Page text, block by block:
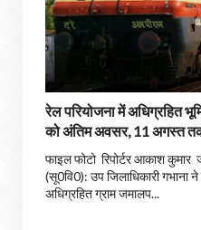
रेल परियोजना में अधिग्रहित
को अंतिम अवसर, 11 अगस्त
फाइल फोटो रिपोर्टर आकाश
(सू0वि0): उप जिलाधिकारी गभाना
अधिग्रहित ग्राम जमालप...